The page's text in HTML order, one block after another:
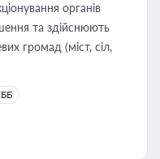
органів
та здійснюють
громад (міст, сіл,